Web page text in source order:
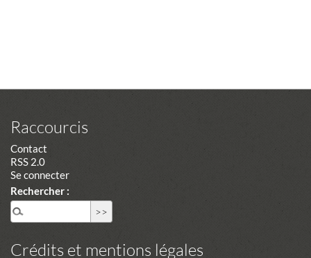
Raccourcis
Contact
RSS 2.0
Se connecter
Rechercher :
Crédits et mentions légales